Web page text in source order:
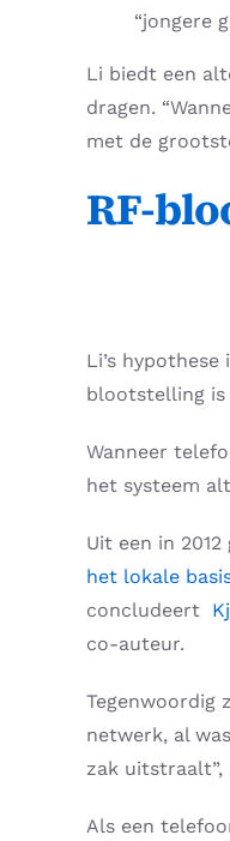
“jongere
Li biedt een
dragen.
met de
RF-
Li’s
blootstelling
Wanneer
het systeem
Uit een in
het lokale
concludeert
co-auteur.
Tegenwoordig
netwerk, al
zak uitstraalt”,
Als een